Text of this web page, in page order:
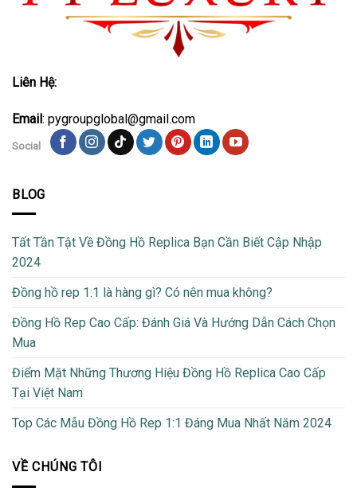
Liên Hệ:
Email: pygroupglobal@gmail.com
Social
BLOG
Tất Tần Tật Về Đồng Hồ Replica Bạn Cần Biết Cập Nhập
2024
Đồng hồ rep 1:1 là hàng gì? Có nên mua không?
Đồng Hồ Rep Cao Cấp: Đánh Giá Và Hướng Dẫn Cách Chọn
Mua
Điểm Mặt Những Thương Hiệu Đồng Hồ Replica Cao Cấp
Tại Việt Nam
Top Các Mẫu Đồng Hồ Rep 1:1 Đáng Mua Nhất Năm 2024
VỀ CHÚNG TÔI